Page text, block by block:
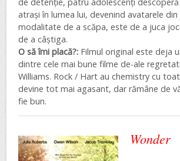
atrași în lumea lui, devenind avatarele din
modalitate de a scăpa, este de a juca
de a câștiga.
O să îmi placă?: Filmul original este deja
dintre cele mai bune filme de-ale
Williams. Rock / Hart au chemistry cu
devine tot mai agasant, dar rămâne de
fie bun.
Wonder